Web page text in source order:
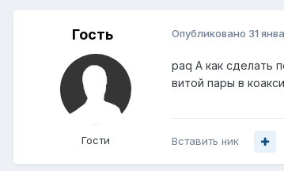
Гость
Гости
Опубликовано 31
paq А как сделать
витой пары в
Вставить ник